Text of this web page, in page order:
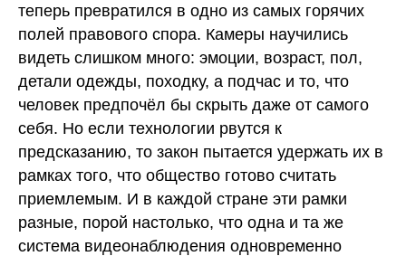
теперь превратился в одно из самых горячих
полей правового спора. Камеры научились
видеть слишком много: эмоции, возраст, пол,
детали одежды, походку, а подчас и то, что
человек предпочёл бы скрыть даже от самого
себя. Но если технологии рвутся к
предсказанию, то закон пытается удержать их в
рамках того, что общество готово считать
приемлемым. И в каждой стране эти рамки
разные, порой настолько, что одна и та же
система видеонаблюдения одновременно